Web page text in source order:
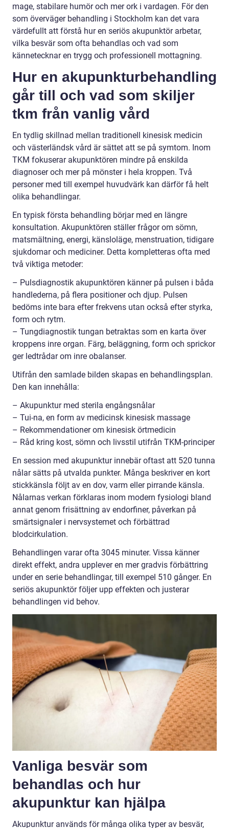
mage, stabilare humör och mer ork i vardagen. För den
som överväger behandling i Stockholm kan det vara
värdefullt att förstå hur en seriös akupunktör arbetar,
vilka besvär som ofta behandlas och vad som
kännetecknar en trygg och professionell mottagning.
Hur en akupunkturbehandling
går till och vad som skiljer
tkm från vanlig vård
En tydlig skillnad mellan traditionell kinesisk medicin
och västerländsk vård är sättet att se på symtom. Inom
TKM fokuserar akupunktören mindre på enskilda
diagnoser och mer på mönster i hela kroppen. Två
personer med till exempel huvudvärk kan därför få helt
olika behandlingar.
En typisk första behandling börjar med en längre
konsultation. Akupunktören ställer frågor om sömn,
matsmältning, energi, känsloläge, menstruation, tidigare
sjukdomar och mediciner. Detta kompletteras ofta med
två viktiga metoder:
– Pulsdiagnostik akupunktören känner på pulsen i båda
handlederna, på flera positioner och djup. Pulsen
bedöms inte bara efter frekvens utan också efter styrka,
form och rytm.
– Tungdiagnostik tungan betraktas som en karta över
kroppens inre organ. Färg, beläggning, form och sprickor
ger ledtrådar om inre obalanser.
Utifrån den samlade bilden skapas en behandlingsplan.
Den kan innehålla:
– Akupunktur med sterila engångsnålar
– Tui-na, en form av medicinsk kinesisk massage
– Rekommendationer om kinesisk örtmedicin
– Råd kring kost, sömn och livsstil utifrån TKM-principer
En session med akupunktur innebär oftast att 520 tunna
nålar sätts på utvalda punkter. Många beskriver en kort
stickkänsla följt av en dov, varm eller pirrande känsla.
Nålarnas verkan förklaras inom modern fysiologi bland
annat genom frisättning av endorfiner, påverkan på
smärtsignaler i nervsystemet och förbättrad
blodcirkulation.
Behandlingen varar ofta 3045 minuter. Vissa känner
direkt effekt, andra upplever en mer gradvis förbättring
under en serie behandlingar, till exempel 510 gånger. En
seriös akupunktör följer upp effekten och justerar
behandlingen vid behov.
Vanliga besvär som
behandlas och hur
akupunktur kan hjälpa
Akupunktur används för många olika typer av besvär,